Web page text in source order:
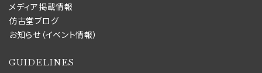
メディア掲載情報
仿古堂ブログ
お知らせ（イベント情報）
GUIDELINES